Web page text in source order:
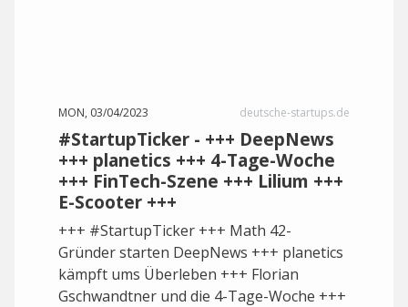
MON, 03/04/2023 deutsche-startups.de
#StartupTicker - +++ DeepNews
+++ planetics +++ 4-Tage-Woche
+++ FinTech-Szene +++ Lilium +++
E-Scooter +++
+++ #StartupTicker +++ Math 42-
Gründer starten DeepNews +++ planetics
kämpft ums Überleben +++ Florian
Gschwandtner und die 4-Tage-Woche +++